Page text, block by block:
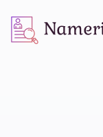
NameriRabota.bg